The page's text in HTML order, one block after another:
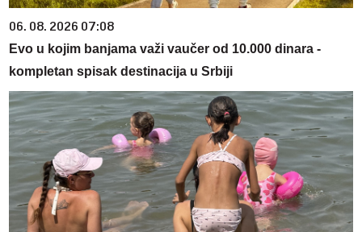
06. 08. 2026 07:08
Evo u kojim banjama važi vaučer od 10.000 dinara -
kompletan spisak destinacija u Srbiji